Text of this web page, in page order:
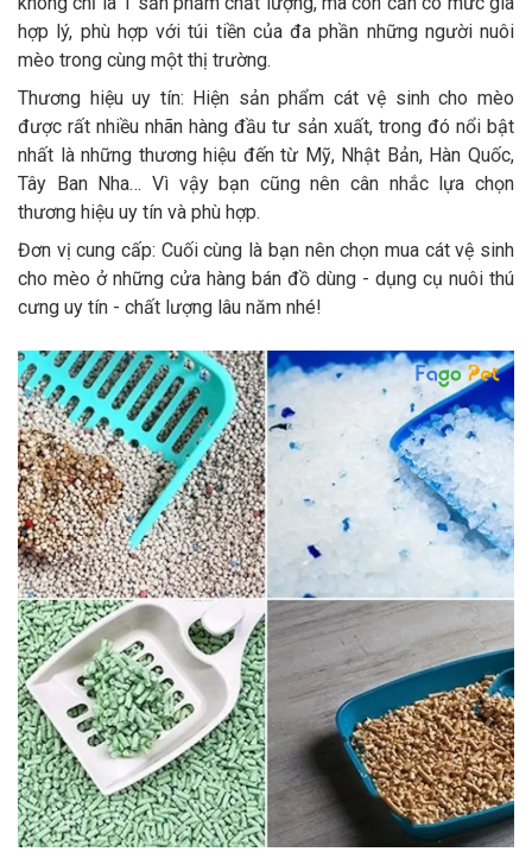
hợp lý, phù hợp với túi tiền của đa phần những người nuôi
mèo trong cùng một thị trường.
Thương hiệu uy tín: Hiện sản phẩm cát vệ sinh cho mèo
được rất nhiều nhãn hàng đầu tư sản xuất, trong đó nổi bật
nhất là những thương hiệu đến từ Mỹ, Nhật Bản, Hàn Quốc,
Tây Ban Nha… Vì vậy bạn cũng nên cân nhắc lựa chọn
thương hiệu uy tín và phù hợp.
Đơn vị cung cấp: Cuối cùng là bạn nên chọn mua cát vệ sinh
cho mèo ở những cửa hàng bán đồ dùng - dụng cụ nuôi thú
cưng uy tín - chất lượng lâu năm nhé!